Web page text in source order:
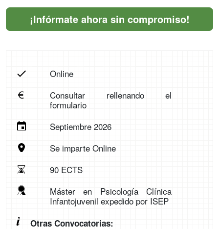
¡Infórmate ahora sin compromiso!
Online
Consultar rellenando el
formulario
Septiembre 2026
Se imparte Online
90 ECTS
Máster en Psicología Clínica
Infantojuvenil expedido por ISEP
Otras Convocatorias: